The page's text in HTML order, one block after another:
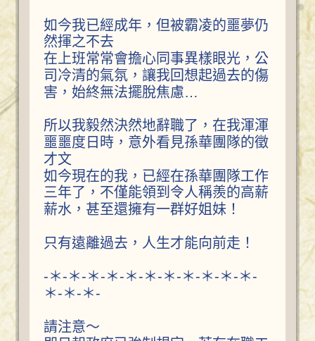
如今我已經成年，但被霸凌的噩夢仍
然揮之不去
在上班常常會擔心同事異樣眼光，公
司冷清的氣氛，讓我回想起過去的傷
害，始終無法擺脫焦慮…
所以我毅然決然地辭職了，在我渾渾
噩噩度日時，意外看見孫華團隊的徵
才文
如今現在的我，已經在孫華團隊工作
三年了，不僅能領到令人稱羨的高薪
薪水，甚至還擁有一群好姐妹！
只有遠離過去，人生才能向前走！
-＊-＊-＊-＊-＊-＊-＊-＊-＊-＊-＊-
＊-＊-＊-
請注意～